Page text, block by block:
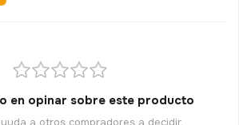
en opinar sobre este producto
a otros compradores a decidir.
5% OFF
ENVIO GRATIS